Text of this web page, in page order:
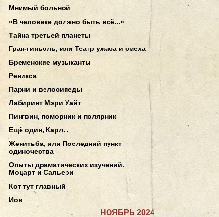
Мнимый больной
«В человеке должно быть всё...»
Тайна третьей планеты
Гран-гиньоль, или Театр ужаса и смеха
Бременские музыканты
Реникса
Парни и велосипеды
Лабиринт Мэри Уайт
Пингвин, поморник и полярник
Ещё один, Карл...
Женитьба, или Последний пункт
одиночества
Опыты драматических изучений.
Моцарт и Сальери
Кот тут главный
Иов
НОЯБРЬ 2024